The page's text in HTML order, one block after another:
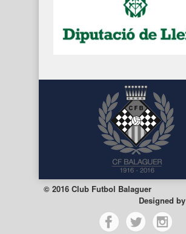
© 2016 Club Futbol Balaguer
Designed by